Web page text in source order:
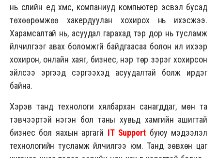
нь сүүлийн үед хүмүүс, компаниуд компьютер эсвэл бусад
төхөөрөмжөө хакердуулан хохирох нь ихэсжээ.
Харамсалтай нь, асуудал гарахад тэр дор нь тусламж
үйлчилгээг авах боломжгүй байдгаасаа болон илүү ихээр
хохирон, онлайн хаяг, бизнес, нэр төр зэрэг хохирсон
зүйлсээ эргээд сэргээхэд асуудалтай болж ирдэг
байна.
Хэрэв танд технологи хялбархан санагддаг, мөн та
тэвчээртэй нэгэн бол таны хувьд хамгийн ашигтай
бизнес бол яахын аргагүй IT Support буюу мэдээлэл
технологийн тусламж үйлчилгээ юм. Танд зөвхөн цаг